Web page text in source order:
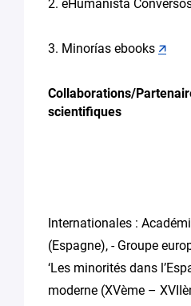
2. eHumanista
3. Minorías ebooks 🡭
Collaborations/
scientifiques
Internationales :
(Espagne), - Groupe
‘Les minorités dans
moderne (XVème –